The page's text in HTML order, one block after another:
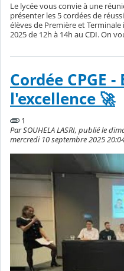
Le lycée vous convie à une
présenter les 5 cordées de
élèves de Première et
2025 de 12h à 14h au CDI. On
Cordée CPGE -
l'excellence 🚀
1
Par SOUHELA LASRI, publié le
mercredi 10 septembre 2025